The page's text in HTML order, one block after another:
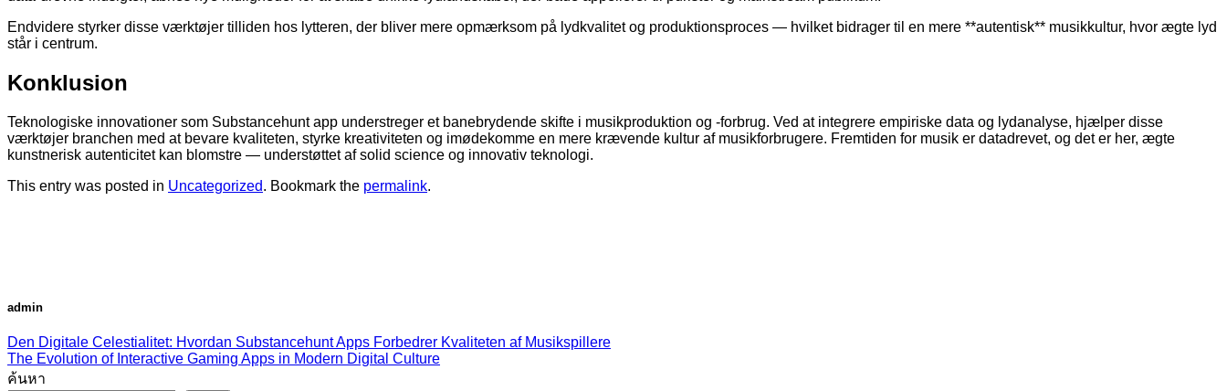
Endvidere styrker disse værktøjer tilliden hos lytteren, der bliver mere opmærksom på lydkvalitet og produktionsproces — hvilket bidrager til en mere **autentisk** musikkultur, hvor ægte lyd
står i centrum.
Konklusion
Teknologiske innovationer som Substancehunt app understreger et banebrydende skifte i musikproduktion og -forbrug. Ved at integrere empiriske data og lydanalyse, hjælper disse
værktøjer branchen med at bevare kvaliteten, styrke kreativiteten og imødekomme en mere krævende kultur af musikforbrugere. Fremtiden for musik er datadrevet, og det er her, ægte
kunstnerisk autenticitet kan blomstre — understøttet af solid science og innovativ teknologi.
This entry was posted in Uncategorized. Bookmark the permalink.
admin
Den Digitale Celestialitet: Hvordan Substancehunt Apps Forbedrer Kvaliteten af Musikspillere
The Evolution of Interactive Gaming Apps in Modern Digital Culture
ค้นหา